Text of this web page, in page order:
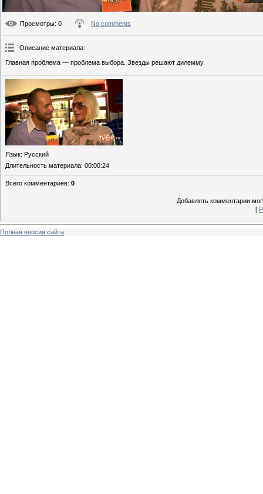
Просмотры: 0 No comments
Описание материала:
Главная проблема — проблема выбора. Звезды решают дилемму.
Язык: Русский
Длительность материала: 00:00:24
Всего комментариев: 0
Добавлять комментарии
[
Полная версия сайта